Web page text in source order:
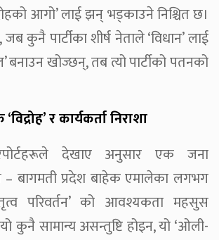
आगो’ लाई झन् भड्काउने निश्चित छ।
कुनै पार्टीका शीर्ष नेताले ‘विधान’ लाई
बनाउन खोज्छन्, तब त्यो पार्टीको पतनको
र कार्यकर्ता निराशा
देखाए अनुसार एक जना
– बागमती प्रदेश बाहेक एमालेका लगभग
परिवर्तन’ को आवश्यकता महसुस
कुनै सामान्य असन्तुष्टि होइन, यो ‘ओली-